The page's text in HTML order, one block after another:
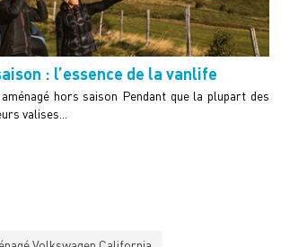
: l’essence de la vanlife
hors saison Pendant que la plupart des
valises...